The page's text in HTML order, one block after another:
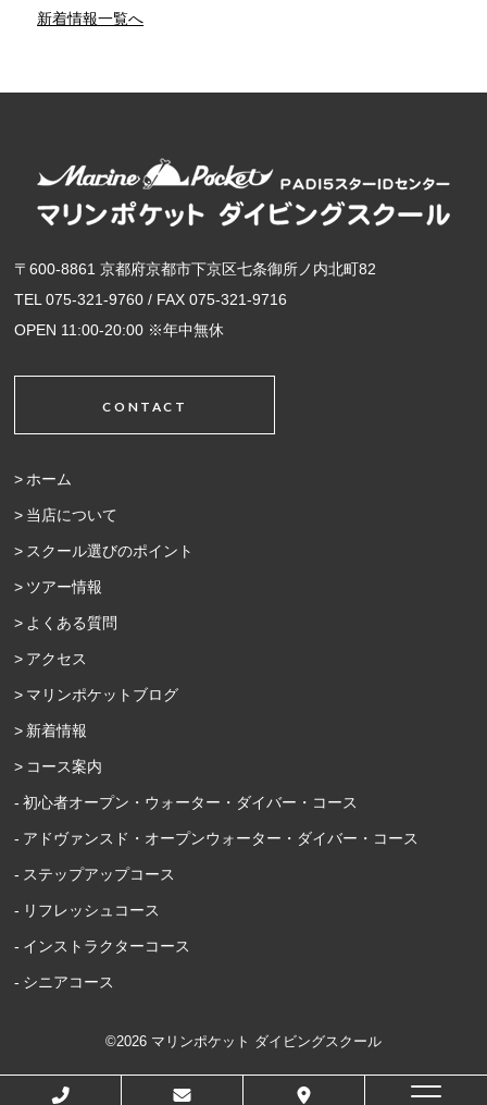
新着情報一覧へ
〒600-8861 京都府京都市下京区七条御所ノ内北町82
TEL 075-321-9760 / FAX 075-321-9716
OPEN 11:00-20:00 ※年中無休
CONTACT
ホーム
当店について
スクール選びのポイント
ツアー情報
よくある質問
アクセス
マリンポケットブログ
新着情報
コース案内
初心者オープン・ウォーター・ダイバー・コース
アドヴァンスド・オープンウォーター・ダイバー・コース
ステップアップコース
リフレッシュコース
インストラクターコース
シニアコース
©2026 マリンポケット ダイビングスクール